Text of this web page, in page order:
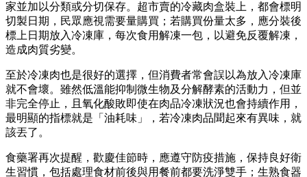
家並加以分類或分切保存。超市賣的冷藏肉盒裝上，都會標明
切製日期，民眾應視需要量購買；若購買份量太多，應分裝後
標上日期放入冷凍庫，每次食用解凍一包，以避免反覆解凍，
造成肉質劣變。
至於冷凍肉也是很好的選擇，但消費者常會誤以為放入冷凍庫
就不會壞。雖然低溫能抑制微生物及分解酵素的活動力，但並
非完全停止，且氧化酸敗即使在肉品冷凍狀況也會持續作用，
最明顯的指標就是「油耗味」，若冷凍肉品聞起來有異味，就
該丟了。
食藥署再次提醒，歡慶佳節時，應遵守防疫措施，保持良好衛
生習慣，包括處理食材前後與用餐前都要洗淨雙手；生熟食器